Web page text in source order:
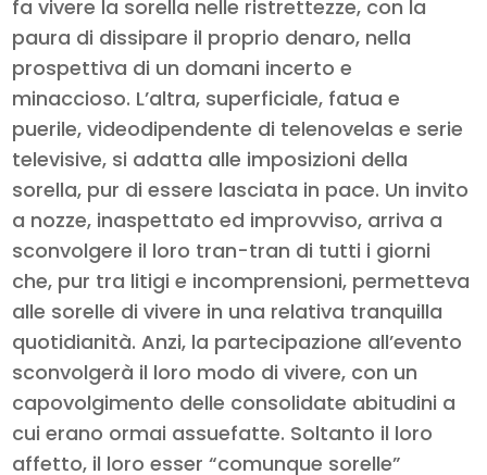
fa vivere la sorella nelle ristrettezze, con la
paura di dissipare il proprio denaro, nella
prospettiva di un domani incerto e
minaccioso. L’altra, superficiale, fatua e
puerile, videodipendente di telenovelas e serie
televisive, si adatta alle imposizioni della
sorella, pur di essere lasciata in pace. Un invito
a nozze, inaspettato ed improvviso, arriva a
sconvolgere il loro tran-tran di tutti i giorni
che, pur tra litigi e incomprensioni, permetteva
alle sorelle di vivere in una relativa tranquilla
quotidianità. Anzi, la partecipazione all’evento
sconvolgerà il loro modo di vivere, con un
capovolgimento delle consolidate abitudini a
cui erano ormai assuefatte. Soltanto il loro
affetto, il loro esser “comunque sorelle”